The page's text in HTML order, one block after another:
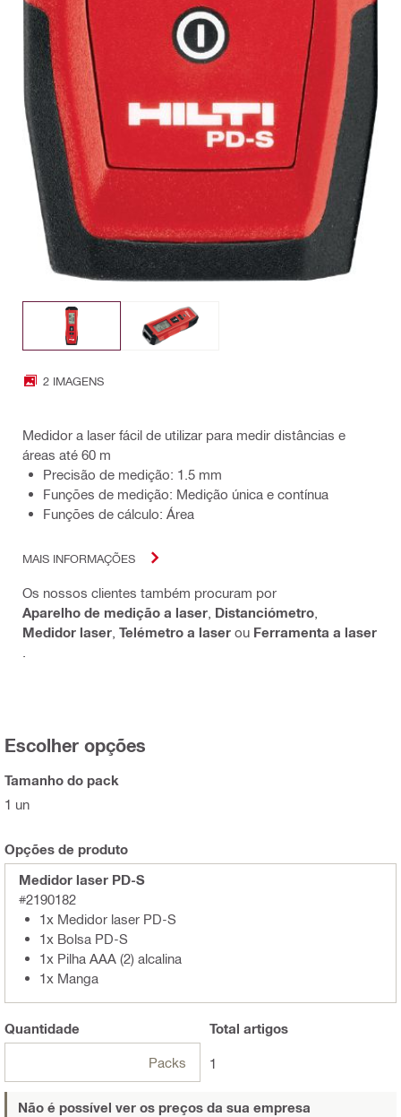
2 IMAGENS
Medidor a laser fácil de utilizar para medir distâncias e
áreas até 60 m
Precisão de medição: 1.5 mm
Funções de medição: Medição única e contínua
Funções de cálculo: Área
MAIS INFORMAÇÕES
Os nossos clientes também procuram por
Aparelho de medição a laser Distanciómetro
Medidor laser Telémetro a laser ou Ferramenta a laser
Escolher opções
Tamanho do pack
1 un
Opções de produto
Medidor laser PD-S
#2190182
1x Medidor laser PD-S
1x Bolsa PD-S
1x Pilha AAA (2) alcalina
1x Manga
Quantidade
Packs
Total artigos
1
Não é possível ver os preços da sua empresa